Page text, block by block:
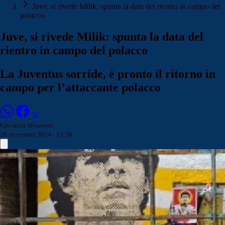
Juve, si rivede Milik: spunta la data del rientro in campo del
polacco
Juve, si rivede Milik: spunta la data del
rientro in campo del polacco
La Juventus sorride, è pronto il ritorno in
campo per l’attaccante polacco
Giovanni Montuori
20 novembre 2024 - 12:56